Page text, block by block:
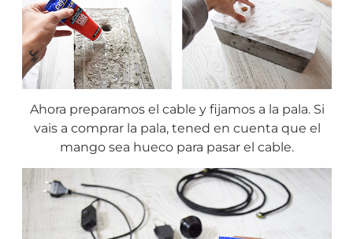
Ahora preparamos el cable y fijamos a la pala. Si
vais a comprar la pala, tened en cuenta que el
mango sea hueco para pasar el cable.